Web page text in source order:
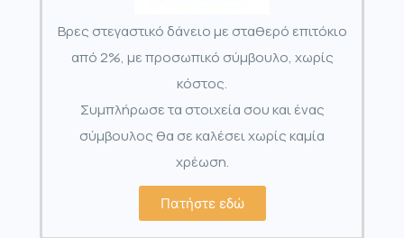
Βρες στεγαστικό δάνειο με σταθερό επιτόκιο
από 2%, με προσωπικό σύμβουλο, χωρίς
κόστος.
Συμπλήρωσε τα στοιχεία σου και ένας
σύμβουλος θα σε καλέσει χωρίς καμία
χρέωση.
Πατήστε εδώ